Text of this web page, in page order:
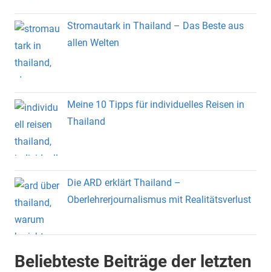
Stromautark in Thailand – Das Beste aus
allen Welten
Meine 10 Tipps für individuelles Reisen in
Thailand
Die ARD erklärt Thailand –
Oberlehrerjournalismus mit Realitätsverlust
Beliebteste Beiträge der letzten